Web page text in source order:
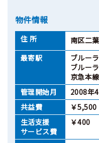
物件情報
住 所 南区二
最寄駅
ブルー
ブルー
京急本
管理開始月
2008年
共益費
￥5,500
生活支援
サービス費
￥400